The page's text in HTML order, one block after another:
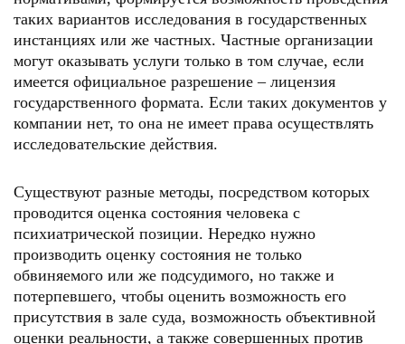
таких вариантов исследования в государственных
инстанциях или же частных. Частные организации
могут оказывать услуги только в том случае, если
имеется официальное разрешение – лицензия
государственного формата. Если таких документов у
компании нет, то она не имеет права осуществлять
исследовательские действия.
Существуют разные методы, посредством которых
проводится оценка состояния человека с
психиатрической позиции. Нередко нужно
производить оценку состояния не только
обвиняемого или же подсудимого, но также и
потерпевшего, чтобы оценить возможность его
присутствия в зале суда, возможность объективной
оценки реальности, а также совершенных против